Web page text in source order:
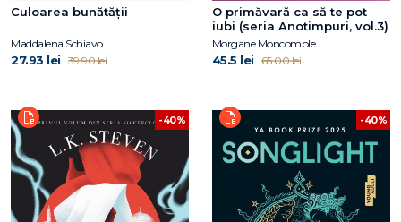
Culoarea bunătății
Maddalena Schiavo
27.93 lei 39.90 lei
O primăvară ca să te pot
iubi (seria Anotimpuri, vol.3)
Morgane Moncomble
45.5 lei 65.00 lei
-40% -40%